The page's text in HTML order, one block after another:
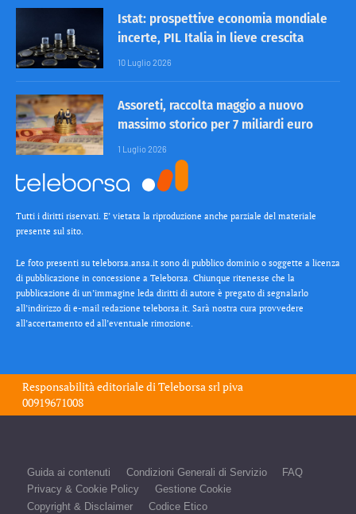
Istat: prospettive economia mondiale
incerte, PIL Italia in lieve crescita
10 Luglio 2026
Assoreti, raccolta maggio a nuovo
massimo storico per 7 miliardi euro
1 Luglio 2026
Tutti i diritti riservati. E’ vietata la riproduzione anche parziale del materiale
presente sul sito.
Le foto presenti su teleborsa.ansa.it sono di pubblico dominio o soggette a licenza
di pubblicazione in concessione a Teleborsa. Chiunque ritenesse che la
pubblicazione di un’immagine leda diritti di autore è pregato di segnalarlo
all’indirizzo di e-mail redazione teleborsa.it. Sarà nostra cura provvedere
all’accertamento ed all’eventuale rimozione.
Responsabilità editoriale diTeleborsa srlpiva
00919671008
Guida ai contenuti Condizioni Generali di Servizio
FAQ
Privacy & Cookie Policy
Gestione Cookie
Copyright & Disclaimer
Codice Etico